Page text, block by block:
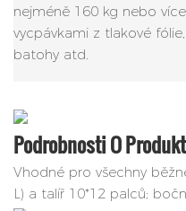
nejméně 160 kg nebo
vycpávkami z tlakové
batohy atd.
Podrobnosti O
Vhodné pro všechny
L) a talíř 10*12 palců;